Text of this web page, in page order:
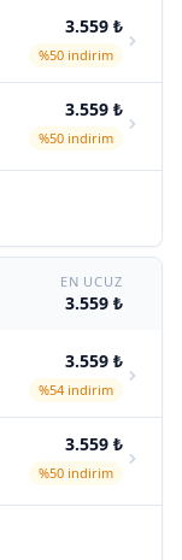
3.559 ₺
%50 indirim
3.559 ₺
%50 indirim
EN UCUZ
3.559 ₺
3.559 ₺
%54 indirim
3.559 ₺
%50 indirim